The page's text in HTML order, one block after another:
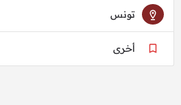
تونس
أخرى